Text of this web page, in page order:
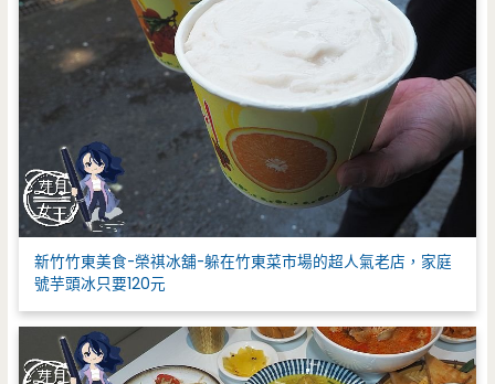
新竹竹東美食-榮祺冰舖-躲在竹東菜市場的超人氣老店，家庭
號芋頭冰只要120元